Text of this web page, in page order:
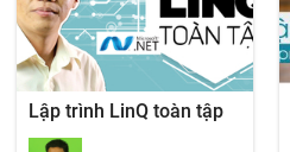
Lập trình LinQ toàn tập